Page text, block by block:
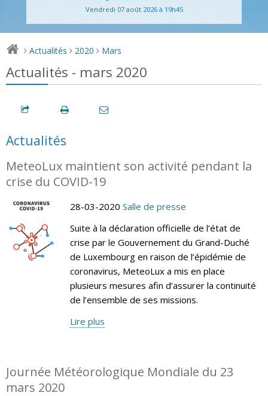
Vendredi 07 août 2026 à 19h45
> Actualités > 2020 > Mars
Actualités - mars 2020
Actualités
MeteoLux maintient son activité pendant la
crise du COVID-19
28-03-2020 Salle de presse
Suite à la déclaration officielle de l’état de
crise par le Gouvernement du Grand-Duché
de Luxembourg en raison de l’épidémie de
coronavirus, MeteoLux a mis en place
plusieurs mesures afin d’assurer la continuité
de l’ensemble de ses missions.
Lire plus
Journée Météorologique Mondiale du 23
mars 2020